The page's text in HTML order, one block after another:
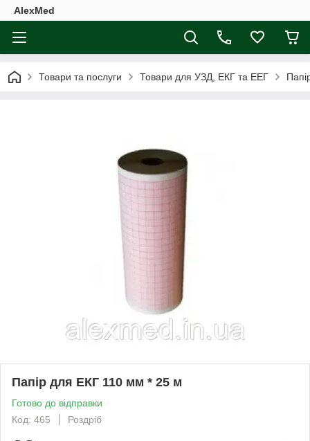
AlexMed
Товари та послуги Товари для УЗД, ЕКГ та ЕЕГ
Папір для ЕКГ 110 мм * 25 м
Готово до відправки
Код: 465
Роздріб